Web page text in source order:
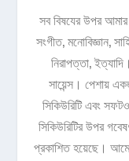
সব বিষযের উপর
সংগীত, মনোবিজ্ঞান,
নিরাপত্তা,
সায়েন্স। পেশায়
সিকিউরিটি এবং
সিকিউরিটির উপর
প্রকাশিত হয়েছে।